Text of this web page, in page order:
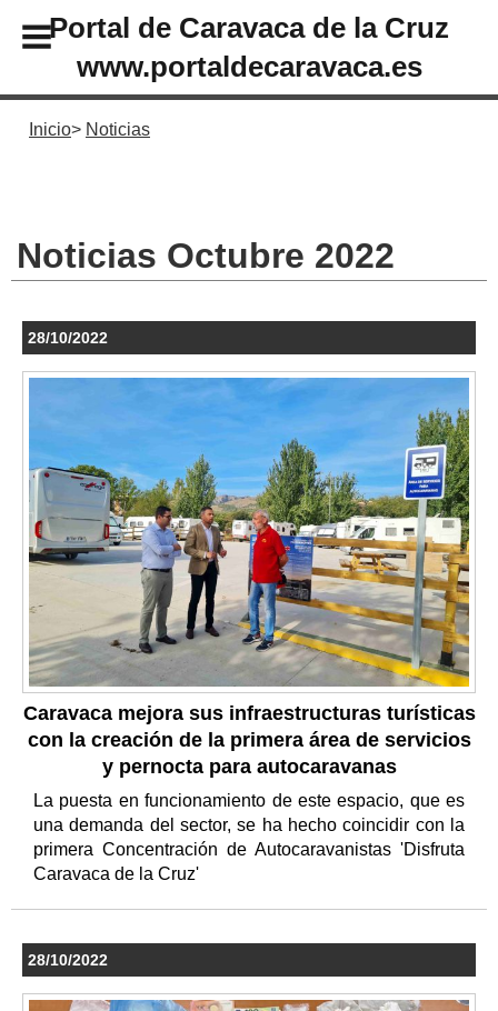
Portal de Caravaca de la Cruz
www.portaldecaravaca.es
Inicio Noticias
Noticias Octubre 2022
28/10/2022
Caravaca mejora sus infraestructuras turísticas
con la creación de la primera área de servicios
y pernocta para autocaravanas
La puesta en funcionamiento de este espacio, que es
una demanda del sector, se ha hecho coincidir con la
primera Concentración de Autocaravanistas 'Disfruta
Caravaca de la Cruz'
28/10/2022